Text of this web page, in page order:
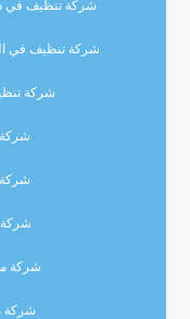
شركة تنظيف في
شركة تنظيف في
شركة
شركة
شركة
شركة
شركة